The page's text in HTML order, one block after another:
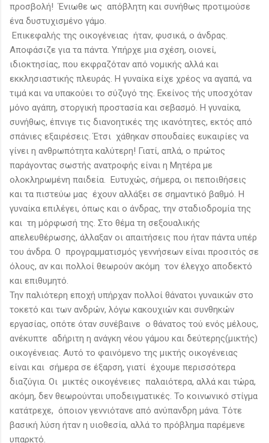
προσβολή! Ένιωθε ως απόβλητη και συνήθως προτιμούσε
ένα δυστυχισμένο γάμο.
Επικεφαλής της οικογένειας ήταν, φυσικά, ο άνδρας.
Αποφάσιζε για τα πάντα. Υπήρχε μια σχέση, οιονεί,
ιδιοκτησίας, που εκφραζόταν από νομικής αλλά και
εκκλησιαστικής πλευράς. Η γυναίκα είχε χρέος να αγαπά, να
τιμά και να υπακούει το σύζυγό της. Εκείνος τής υποσχόταν
μόνο αγάπη, στοργική προστασία και σεβασμό. Η γυναίκα,
συνήθως, έπνιγε τις διανοητικές της ικανότητες, εκτός από
σπάνιες εξαιρέσεις. Έτσι χάθηκαν σπουδαίες ευκαιρίες να
γίνει η ανθρωπότητα καλύτερη! Γιατί, απλά, ο πρώτος
παράγοντας σωστής ανατροφής είναι η Μητέρα με
ολοκληρωμένη παιδεία. Ευτυχώς, σήμερα, οι πεποιθήσεις
και τα πιστεύω μας έχουν αλλάξει σε σημαντικό βαθμό. Η
γυναίκα επιλέγει, όπως και ο άνδρας, την σταδιοδρομία της
και τη μόρφωσή της. Στο θέμα τη σεξουαλικής
απελευθέρωσης, άλλαξαν οι απαιτήσεις που ήταν πάντα υπέρ
του άνδρα. Ο προγραμματισμός γεννήσεων είναι προσιτός σε
όλους, αν και πολλοί θεωρούν ακόμη τον έλεγχο αποδεκτό
και επιθυμητό.
Την παλιότερη εποχή υπήρχαν πολλοί θάνατοι γυναικών στο
τοκετό και των ανδρών, λόγω κακουχιών και συνθηκών
εργασίας, οπότε όταν συνέβαινε ο θάνατος τού ενός μέλους,
ανέκυπτε αδήριτη η ανάγκη νέου γάμου και δεύτερης(μικτής)
οικογένειας. Αυτό το φαινόμενο της μικτής οικογένειας
είναι και σήμερα σε έξαρση, γιατί έχουμε περισσότερα
διαζύγια. Οι μικτές οικογένειες παλαιότερα, αλλά και τώρα,
ακόμη, δεν θεωρούνται υποδειγματικές. Το κοινωνικό στίγμα
κατάτρεχε, όποιον γεννιότανε από ανύπανδρη μάνα. Τότε
βασική λύση ήταν η υιοθεσία, αλλά το πρόβλημα παρέμενε
υπαρκτό.